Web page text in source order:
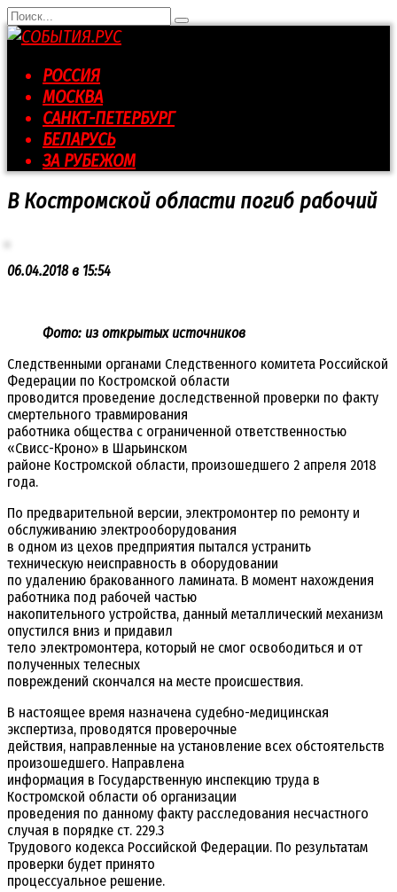
Перейти
к
контенту
Search
for:
РОССИЯ
МОСКВА
САНКТ-ПЕТЕРБУРГ
БЕЛАРУСЬ
ЗА РУБЕЖОМ
В Костромской области погиб рабочий
06.04.2018 в 15:54
Фото: из открытых источников
Следственными органами Следственного комитета Российской
Федерации по Костромской области
проводится проведение доследственной проверки по факту
смертельного травмирования
работника общества с ограниченной ответственностью
«Свисс-Кроно» в Шарьинском
районе Костромской области, произошедшего 2 апреля 2018
года.
По предварительной версии, электромонтер по ремонту и
обслуживанию электрооборудования
в одном из цехов предприятия пытался устранить
техническую неисправность в оборудовании
по удалению бракованного ламината. В момент нахождения
работника под рабочей частью
накопительного устройства, данный металлический механизм
опустился вниз и придавил
тело электромонтера, который не смог освободиться и от
полученных телесных
повреждений скончался на месте происшествия.
В настоящее время назначена судебно-медицинская
экспертиза, проводятся проверочные
действия, направленные на установление всех обстоятельств
произошедшего. Направлена
информация в Государственную инспекцию труда в
Костромской области об организации
проведения по данному факту расследования несчастного
случая в порядке ст. 229.3
Трудового кодекса Российской Федерации. По результатам
проверки будет принято
процессуальное решение.